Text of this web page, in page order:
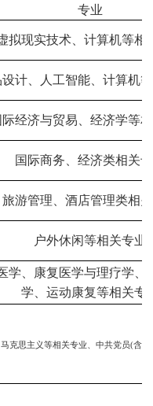
专业
拟现实技术、计算机等相
设计、人工智能、计算机
际经济与贸易、 经济学等
国际商务、经济类相关
旅游管理、酒店管理类相
户外休闲等相关专业
学、康复医学与理疗学、
学、运动康复等相关专
马克思主义等相关专业、中共党员(含预